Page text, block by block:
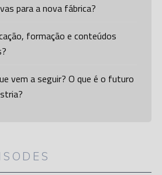
para a nova fábrica?
formação e conteúdos
vem a seguir? O que é o futuro